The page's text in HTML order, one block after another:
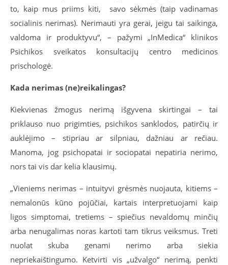
to, kaip mus priims kiti, savo sėkmės (taip vadinamas
socialinis nerimas). Nerimauti yra gerai, jeigu tai saikinga,
valdoma ir produktyvu“, – pažymi „InMedica“ klinikos
Psichikos sveikatos konsultacijų centro medicinos
prischologė.
Kada nerimas (ne)reikalingas?
Kiekvienas žmogus nerimą išgyvena skirtingai – tai
priklauso nuo prigimties, psichikos sanklodos, patirčių ir
auklėjimo – stipriau ar silpniau, dažniau ar rečiau.
Manoma, jog psichopatai ir sociopatai nepatiria nerimo,
nors tai vis dar kelia klausimų.
„Vieniems nerimas – intuityvi grėsmės nuojauta, kitiems –
nemalonūs kūno pojūčiai, kartais interpretuojami kaip
ligos simptomai, tretiems – spiečius nevaldomų minčių
arba nenugalimas noras kartoti tam tikrus veiksmus. Treti
nuolat skuba genami nerimo arba siekia
nepriekaištingumo. Ketvirti vis „užvalgo“ nerimą, penkti